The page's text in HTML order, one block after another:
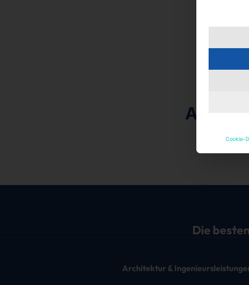
Derzeit hat
Die
Architektur &
Es folgt
Cookie-